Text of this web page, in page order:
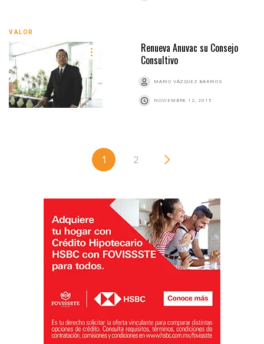
VALOR
Renueva Anuvac su Consejo
Consultivo
MARIO VÁZQUEZ BARRIOS
NOVIEMBRE 12, 2015
1 2